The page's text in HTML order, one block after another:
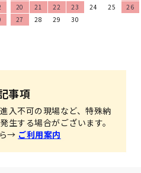
20
21 22 23 24 25
26
27
28 29 30
事項
入不可の現場など、特殊納
生する場合がございます。
→ ご利用案内